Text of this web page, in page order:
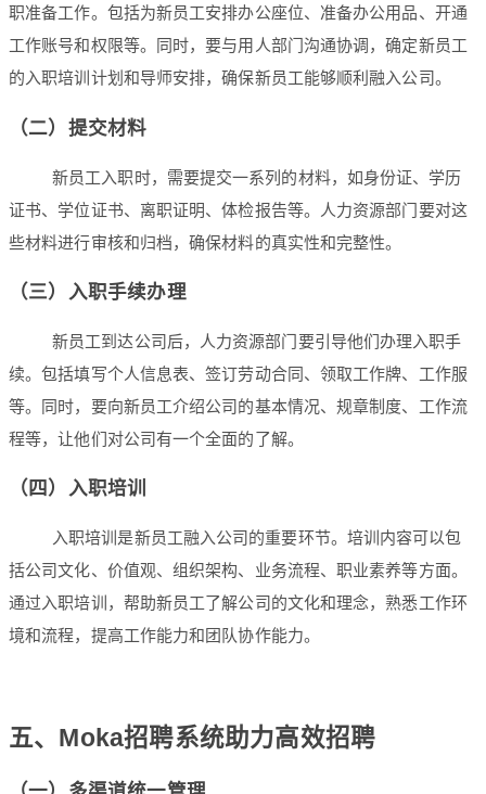
职准备工作。包括为新员工安排办公座位、准备办公用品、开通
工作账号和权限等。同时，要与用人部门沟通协调，确定新员工
的入职培训计划和导师安排，确保新员工能够顺利融入公司。
（二）提交材料
新员工入职时，需要提交一系列的材料，如身份证、学历
证书、学位证书、离职证明、体检报告等。人力资源部门要对这
些材料进行审核和归档，确保材料的真实性和完整性。
（三）入职手续办理
新员工到达公司后，人力资源部门要引导他们办理入职手
续。包括填写个人信息表、签订劳动合同、领取工作牌、工作服
等。同时，要向新员工介绍公司的基本情况、规章制度、工作流
程等，让他们对公司有一个全面的了解。
（四）入职培训
入职培训是新员工融入公司的重要环节。培训内容可以包
括公司文化、价值观、组织架构、业务流程、职业素养等方面。
通过入职培训，帮助新员工了解公司的文化和理念，熟悉工作环
境和流程，提高工作能力和团队协作能力。
五、Moka招聘系统助力高效招聘